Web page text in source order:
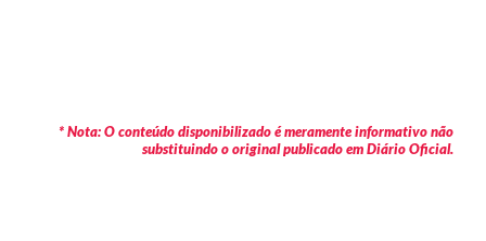
* Nota: O conteúdo disponibilizado é meramente informativo não
substituindo o original publicado em Diário Oficial.